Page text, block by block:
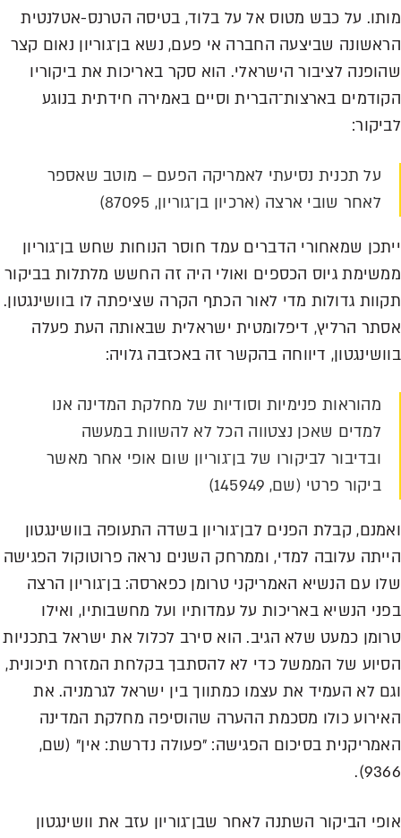
מותו. על כבש מטוס אל על בלוד, בטיסה הטרנס-אטלנטית
הראשונה שביצעה החברה אי פעם, נשא בן־גוריון נאום קצר
שהופנה לציבור הישראלי. הוא סקר באריכות את ביקוריו
הקודמים בארצות־הברית וסיים באמירה חידתית בנוגע
לביקור:
על תכנית נסיעתי לאמריקה הפעם – מוטב שאספר
לאחר שובי ארצה (ארכיון בן־גוריון, 87095)
ייתכן שמאחורי הדברים עמד חוסר הנוחות שחש בן־גוריון
ממשימת גיוס הכספים ואולי היה זה החשש מלתלות בביקור
תקוות גדולות מדי לאור הכתף הקרה שציפתה לו בוושינגטון.
אסתר הרליץ, דיפלומטית ישראלית שבאותה העת פעלה
בוושינגטון, דיווחה בהקשר זה באכזבה גלויה:
מהוראות פנימיות וסודיות של מחלקת המדינה אנו
למדים שאכן נצטווה הכל לא להשוות במעשה
ובדיבור לביקורו של בן־גוריון שום אופי אחר מאשר
ביקור פרטי (שם, 145949)
ואמנם, קבלת הפנים לבן־גוריון בשדה התעופה בוושינגטון
הייתה עלובה למדי, וממרחק השנים נראה פרוטוקול הפגישה
שלו עם הנשיא האמריקני טרומן כפארסה: בן־גוריון הרצה
בפני הנשיא באריכות על עמדותיו ועל מחשבותיו, ואילו
טרומן כמעט שלא הגיב. הוא סירב לכלול את ישראל בתכניות
הסיוע של הממשל כדי לא להסתבך בקלחת המזרח תיכונית,
וגם לא העמיד את עצמו כמתווך בין ישראל לגרמניה. את
האירוע כולו מסכמת ההערה שהוסיפה מחלקת המדינה
האמריקנית בסיכום הפגישה: ״פעולה נדרשת: אין״ (שם,
9366).
אופי הביקור השתנה לאחר שבן־גוריון עזב את וושינגטון